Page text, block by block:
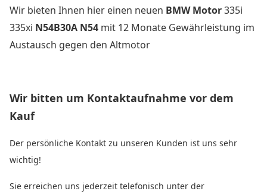
Wir bieten Ihnen hier einen neuen BMW Motor335i
335xi N54B30A N54 mit 12 Monate Gewährleistung im
Austausch gegen den Altmotor
Wir bitten um Kontaktaufnahme vor dem
Kauf
Der persönliche Kontakt zu unseren Kunden ist uns sehr
wichtig!
Sie erreichen uns jederzeit telefonisch unter der